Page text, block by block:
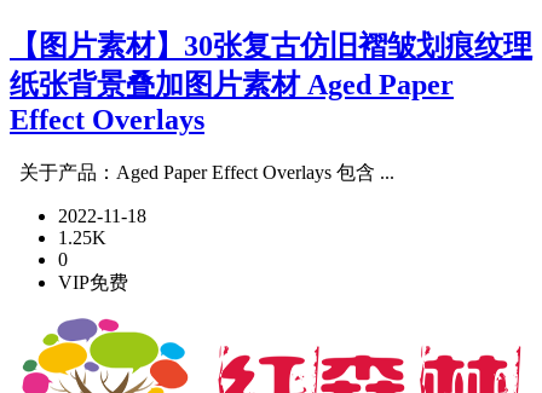
【图片素材】30张复古仿旧褶皱划痕纹理
纸张背景叠加图片素材 Aged Paper
Effect Overlays
关于产品：Aged Paper Effect Overlays 包含 ...
2022-11-18
1.25K
0
VIP免费